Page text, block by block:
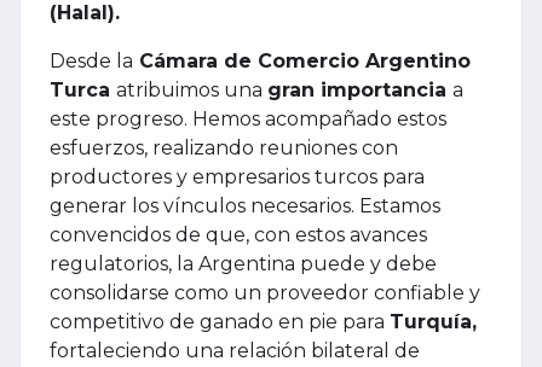
(Halal).
Desde la Cámara de Comercio Argentino
Turca atribuimos una gran importancia a
este progreso. Hemos acompañado estos
esfuerzos, realizando reuniones con
productores y empresarios turcos para
generar los vínculos necesarios. Estamos
convencidos de que, con estos avances
regulatorios, la Argentina puede y debe
consolidarse como un proveedor confiable y
competitivo de ganado en pie para Turquía,
fortaleciendo una relación bilateral de